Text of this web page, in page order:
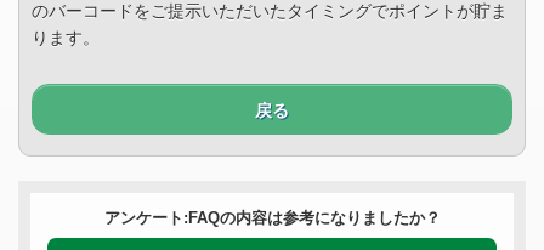
のバーコードをご提示いただいたタイミングでポイントが貯ま
ります。
戻る
アンケート:FAQの内容は参考になりましたか？